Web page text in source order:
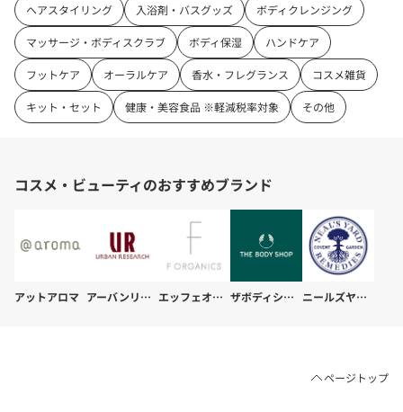
ヘアスタイリング 入浴剤・バスグッズ ボディクレンジング
マッサージ・ボディスクラブ ボディ保湿 ハンドケア
フットケア オーラルケア 香水・フレグランス コスメ雑貨
キット・セット 健康・美容食品 ※軽減税率対象 その他
コスメ・ビューティのおすすめブランド
アットアロマ アーバンリサーチ エッフェオーガニック ザボディショップ ニールズヤード レメディーズ
ページトップ